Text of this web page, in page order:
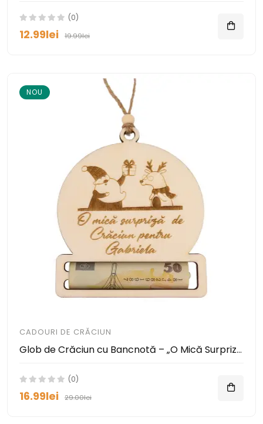
(0)
12.99lei 19.99lei
NOU
CADOURI DE CRĂCIUN
Glob de Crăciun cu Bancnotă – „O Mică Surpriză” Personalizată cu Nume
(0)
16.99lei 29.00lei